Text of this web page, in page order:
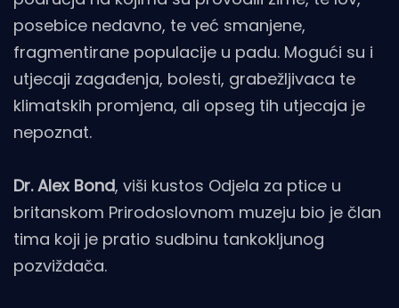
posebice nedavno, te već smanjene,
fragmentirane populacije u padu. Mogući su i
utjecaji zagađenja, bolesti, grabežljivaca te
klimatskih promjena, ali opseg tih utjecaja je
nepoznat.
Dr. Alex Bond, viši kustos Odjela za ptice u
britanskom Prirodoslovnom muzeju bio je član
tima koji je pratio sudbinu tankokljunog
pozviždača.